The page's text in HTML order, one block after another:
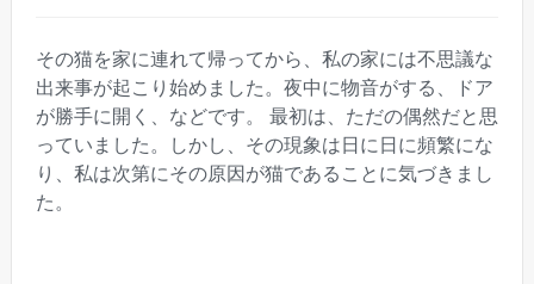
その猫を家に連れて帰ってから、私の家には不思議な
出来事が起こり始めました。夜中に物音がする、ドア
が勝手に開く、などです。 最初は、ただの偶然だと思
っていました。しかし、その現象は日に日に頻繁にな
り、私は次第にその原因が猫であることに気づきまし
た。